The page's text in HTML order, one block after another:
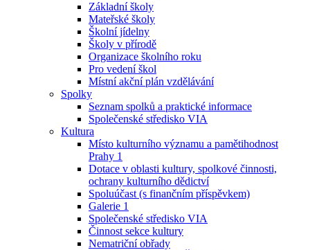
Základní školy
Mateřské školy
Školní jídelny
Školy v přírodě
Organizace školního roku
Pro vedení škol
Místní akční plán vzdělávání
Spolky
Seznam spolků a praktické informace
Společenské středisko VIA
Kultura
Místo kulturního významu a pamětihodnost
Prahy 1
Dotace v oblasti kultury, spolkové činnosti,
ochrany kulturního dědictví
Spoluúčast (s finančním příspěvkem)
Galerie 1
Společenské středisko VIA
Činnost sekce kultury
Nematriční obřady